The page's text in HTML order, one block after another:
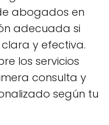
abogados en
adecuada si
y efectiva.
los servicios
consulta y
según tu